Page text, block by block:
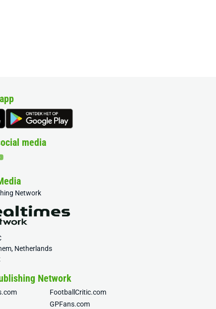
media
Network
Netherlands
Network
FootballCritic.com
GPFans.com